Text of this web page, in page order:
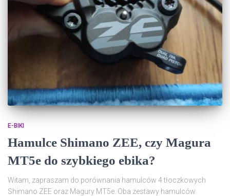
E-BIKI
Hamulce Shimano ZEE, czy Magura
MT5e do szybkiego ebika?
Witam, zapraszam do porównania hamulców 4 tłoczkowych
Shimano ZEE oraz Magury MT5e. Oba zestawy hamulców